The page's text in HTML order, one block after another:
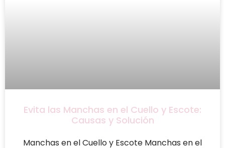
Evita las Manchas en el Cuello y Escote:
Causas y Solución
Manchas en el Cuello y Escote Manchas en el